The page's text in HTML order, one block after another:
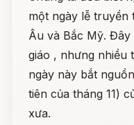
một ngày lễ truyền
Âu và Bắc Mỹ.
giáo , nhưng nhiều
ngày này bắt
tiên của tháng 11)
xưa.